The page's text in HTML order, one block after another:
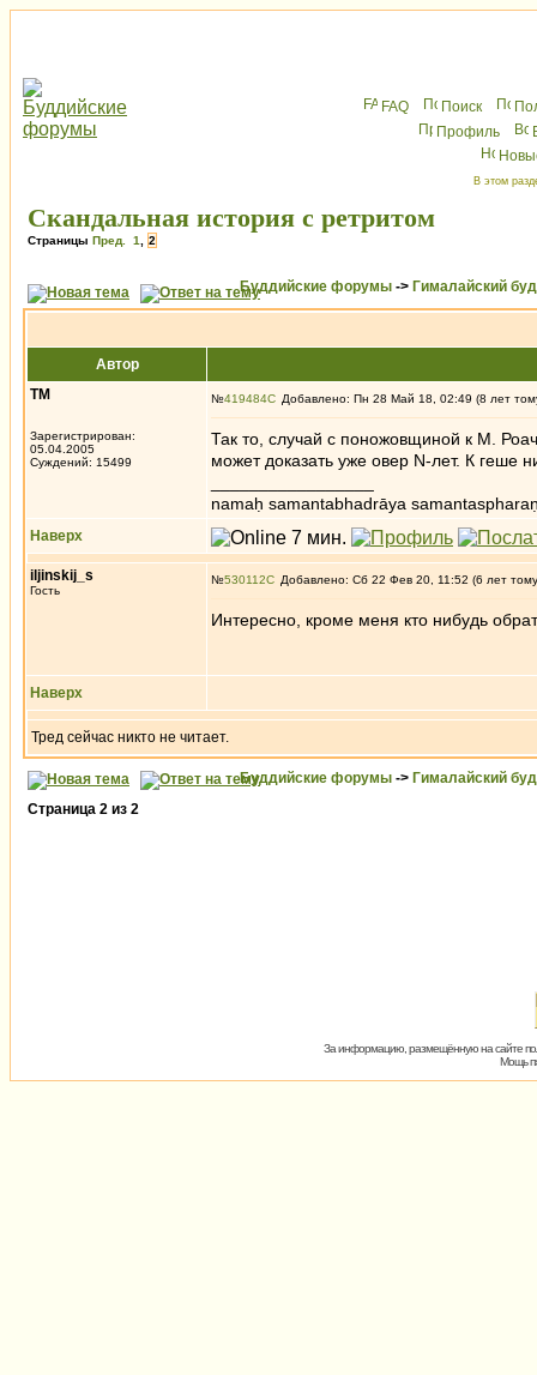
FAQ Поиск
Профиль
В этом
Скандальная история с ретритом
Страницы Пред. 1 2
Буддийские форумы -> Гималайский
Автор
ТМ
Зарегистрирован:
05.04.2005
Суждений: 15499
№419484 Добавлено: Пн 28 Май 18, 02:49 (8 лет
Так то, случай с поножовщиной к М.
может доказать уже овер N-лет. К геше
namaḥ samantabhadrāya
Наверх
iljinskij_s
Гость
№530112 Добавлено: Сб 22 Фев 20, 11:52 (6 лет
Интересно, кроме меня кто нибудь
Наверх
Тред сейчас никто не читает.
Буддийские форумы -> Гималайский
Страница 2 из 2
За информацию, размещённую на сайте
Мощь